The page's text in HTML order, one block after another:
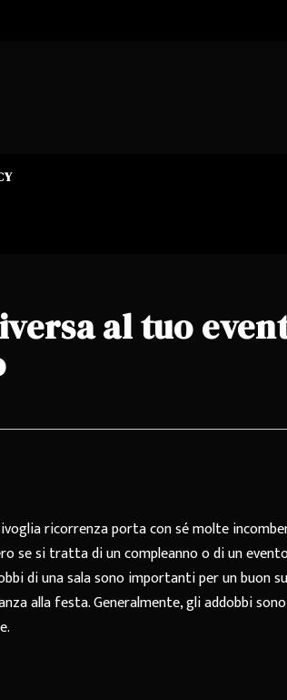
al tuo
ricorrenza porta con sé molte
se si tratta di un compleanno o di un
di una sala sono importanti per un buon
alla festa. Generalmente, gli addobbi